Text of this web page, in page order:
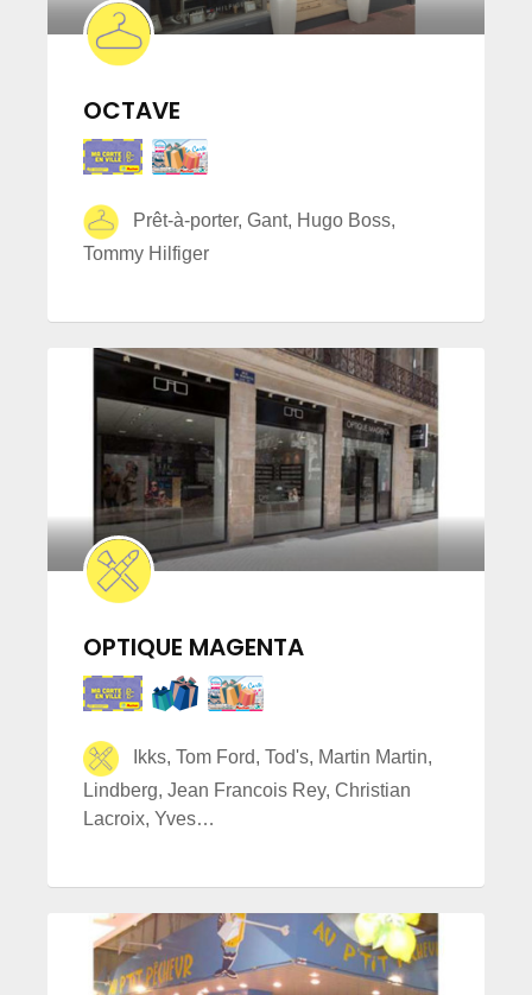
OCTAVE
Prêt-à-porter, Gant, Hugo Boss,
Tommy Hilfiger
OPTIQUE MAGENTA
Ikks, Tom Ford, Tod's, Martin Martin,
Lindberg, Jean Francois Rey, Christian
Lacroix, Yves…